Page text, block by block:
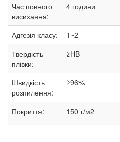
Час повного
висихання:
4 години
Адгезія класу:
1~2
Твердість
плівки:
≥HB
Швидкість
розпилення:
≥96%
Покриття: 150 г/м2